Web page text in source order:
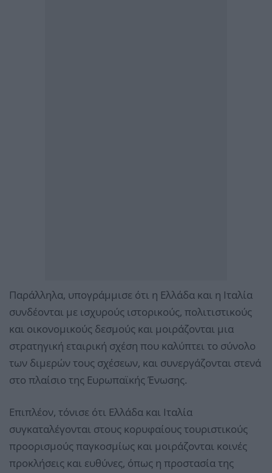
Παράλληλα, υπογράμμισε ότι η Ελλάδα και η Ιταλία
συνδέονται με ισχυρούς ιστορικούς, πολιτιστικούς
και οικονομικούς δεσμούς και μοιράζονται μια
στρατηγική εταιρική σχέση που καλύπτει το σύνολο
των διμερών τους σχέσεων, και συνεργάζονται στενά
στο πλαίσιο της Ευρωπαϊκής Ένωσης.
Επιπλέον, τόνισε ότι Ελλάδα και Ιταλία
συγκαταλέγονται στους κορυφαίους τουριστικούς
προορισμούς παγκοσμίως και μοιράζονται κοινές
προκλήσεις και ευθύνες, όπως η προστασία της